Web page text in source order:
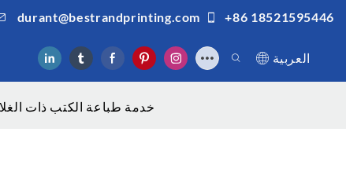
durant@bestrandprinting.com +86 18521595446
العربية
خدمة طباعة الكتب ذات